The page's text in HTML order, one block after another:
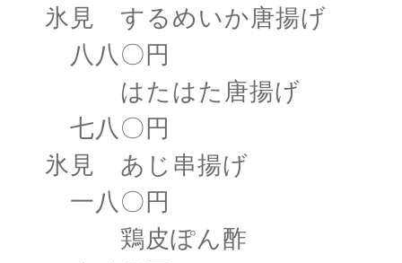
氷見 するめいか唐揚げ
八八〇円
はたはた唐揚げ
七八〇円
氷見 あじ串揚げ
一八〇円
鶏皮ぽん酢